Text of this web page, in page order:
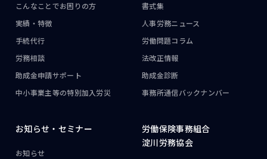
こんなことでお困りの方
実績・特徴
手続代行
労務相談
助成金申請サポート
中小事業主等の特別加入労災
書式集
人事労務ニュース
労働問題コラム
法改正情報
助成金診断
事務所通信バックナンバー
お知らせ・ セミナー
お知らせ
労働保険事務組合
淀川労務協会